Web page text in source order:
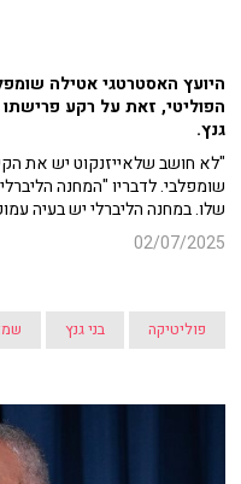
היועץ האסטרטגי אטילה
הפוליטי, זאת על רקע
גנץ.
"לא חושב שלאייזנקוט יש את
שומפלבי. לדבריו "המחנה
שלו. במחנה הליברלי יש בעיה
02/07/2025
פוליטיקה בני גנץ